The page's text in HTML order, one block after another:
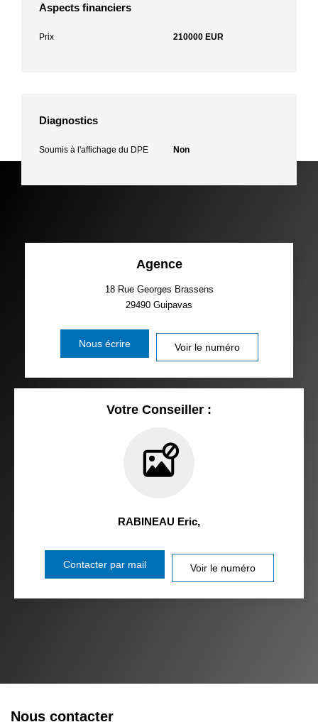
Aspects financiers
Prix 210000 EUR
Diagnostics
Soumis à l'affichage du DPE Non
Agence
18 Rue Georges Brassens
29490 Guipavas
Nous écrire Voir le numéro
Votre Conseiller :
RABINEAU Eric,
Contacter par mail Voir le numéro
Nous contacter